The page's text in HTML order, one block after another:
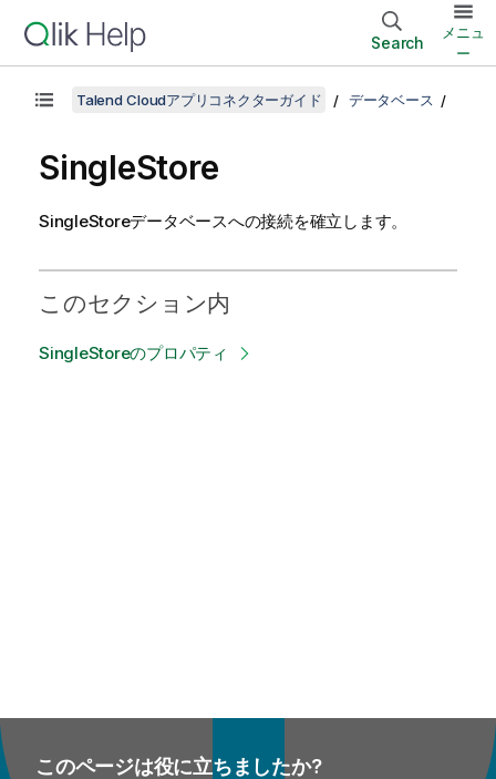
Search
メニュ
ー
Talend Cloudアプリコネクターガイド データベース
SingleStore
SingleStoreデータベースへの接続を確立します。
このセクション内
SingleStoreのプロパティ
このページは役に立ちましたか?